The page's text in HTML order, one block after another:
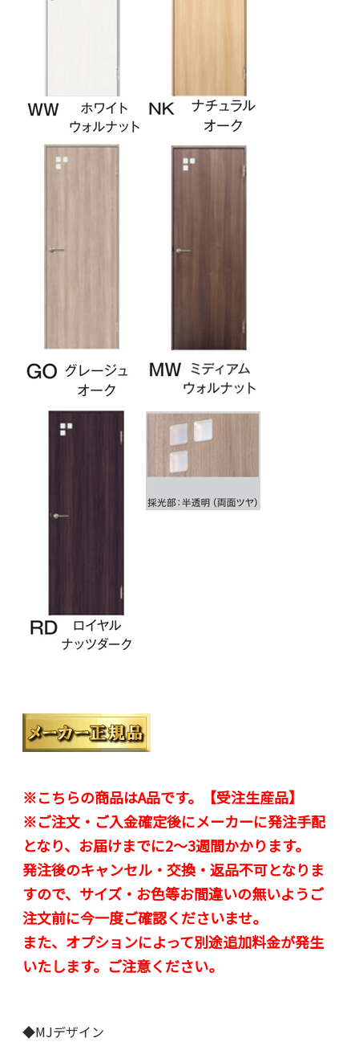
※こちらの商品はA品です。【受注生産品】
※ご注文・ご入金確定後にメーカーに発注手配
となり、お届けまでに2～3週間かかります。
発注後のキャンセル・交換・返品不可となりま
すので、サイズ・お色等お間違いの無いようご
注文前に今一度ご確認くださいませ。
また、オプションによって別途追加料金が発生
いたします。ご注意ください。
◆MJデザイン